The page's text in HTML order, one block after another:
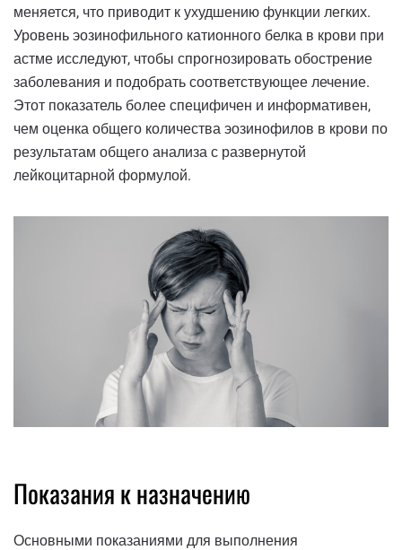
меняется, что приводит к ухудшению функции легких.
Уровень эозинофильного катионного белка в крови при
астме исследуют, чтобы спрогнозировать обострение
заболевания и подобрать соответствующее лечение.
Этот показатель более специфичен и информативен,
чем оценка общего количества эозинофилов в крови по
результатам общего анализа с развернутой
лейкоцитарной формулой.
Показания к назначению
Основными показаниями для выполнения